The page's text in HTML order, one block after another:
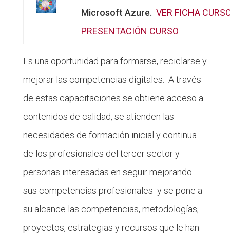
Microsoft Azure. VER FICHA
PRESENTACIÓN CURSO
Es una oportunidad para formarse, reciclarse y
mejorar las competencias digitales. A través
de estas capacitaciones se obtiene acceso a
contenidos de calidad, se atienden las
necesidades de formación inicial y continua
de los profesionales del tercer sector y
personas interesadas en seguir mejorando
sus competencias profesionales y se pone a
su alcance las competencias, metodologías,
proyectos, estrategias y recursos que le han